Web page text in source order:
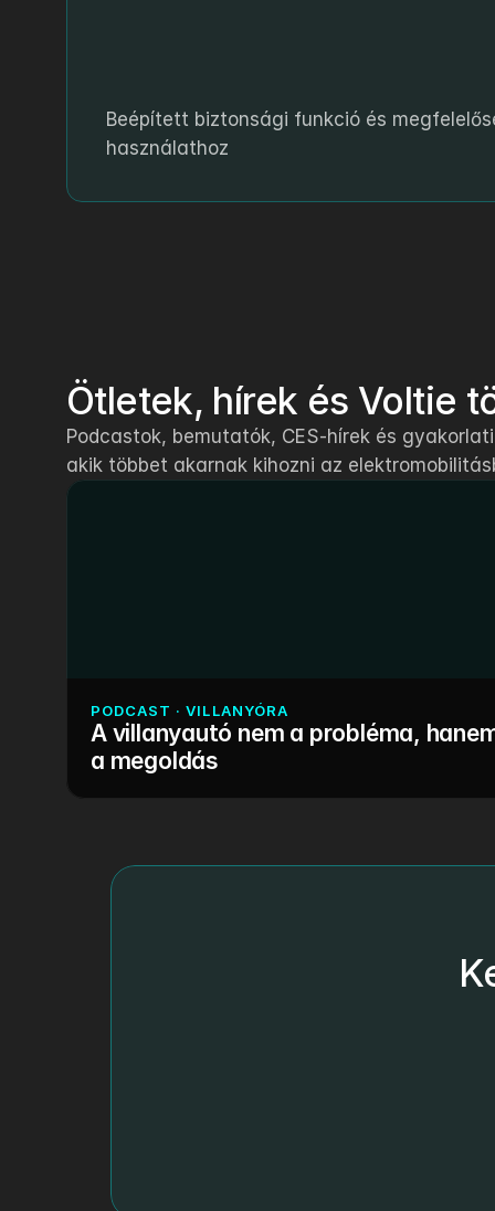
Beépített biztonsági funkció és
használathoz
Ötletek, hírek és Voltie
Podcastok, bemutatók, CES-hírek és
akik többet akarnak kihozni az
PODCAST · VILLANYÓRA
A villanyautó nem a probléma,
a megoldás